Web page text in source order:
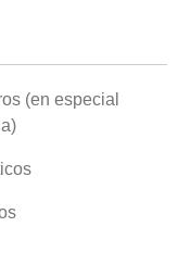
(en especial